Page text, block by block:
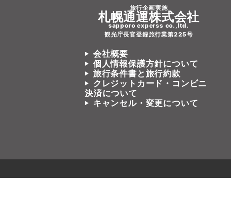
旅行企画実施
札幌通運株式会社
sapporo experss co.,ltd.
観光庁長官登録旅行業第225号
会社概要
個人情報保護方針について
旅行条件書と旅行約款
クレジットカード・コンビニ
決済について
キャンセル・変更について